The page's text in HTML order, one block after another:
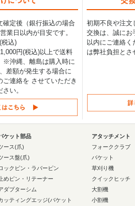
確定後（銀行振込の場合
業日以内が目安です。
込)
円(税込)以上で送料
沖縄、離島は購入時に
差額が発生する場合に
ご連絡を させていただき
い。
初期不良や注文
交換は、誠にお
以内にご連絡
は弊社負担とさ
ケット部品
ース(爪)
ース盤(爪)
ックピン・ラバーピン
めピン・リテーナー
ダプターシム
ッティングエッジ(バケット
アタッチメント
フォーククラブ
バケット
草刈り機
クイックヒッチ
大割機
小割機